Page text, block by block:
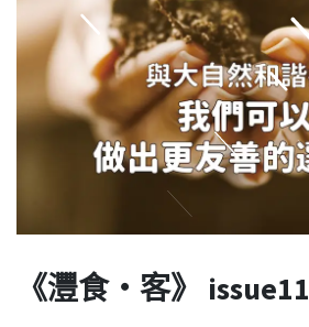
《灃食‧客》 issue11